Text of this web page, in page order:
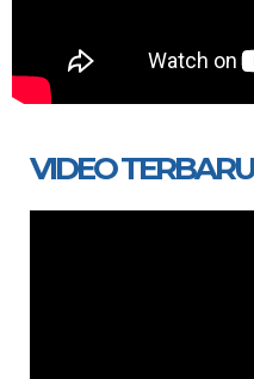
VIDEO TERBARU